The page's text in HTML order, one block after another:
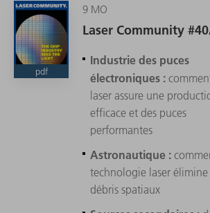
pdf
9 MO
Laser Community
Industrie des puces
électroniques :
laser assure une
efficace et des puces
performantes
Astronautique :
technologie laser élimine
débris spatiaux